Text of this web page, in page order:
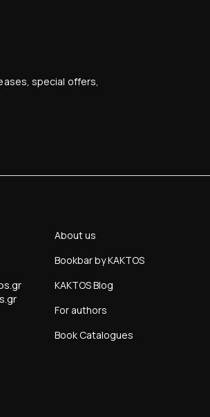
special offers,
About us
Bookbar by KAKTOS
KAKTOS Blog
For authors
Book Catalogues